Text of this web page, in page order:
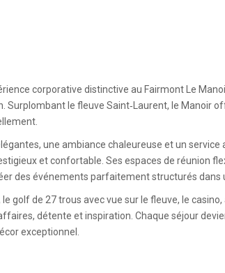
corporative distinctive au Fairmont Le
Surplombant le fleuve Saint‑Laurent, le Manoir
une ambiance chaleureuse et un service
et confortable. Ses espaces de réunion
des événements parfaitement structurés dans
le golf de 27 trous avec vue sur le fleuve, le
détente et inspiration. Chaque séjour
exceptionnel.